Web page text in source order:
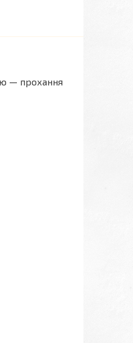
— прохання